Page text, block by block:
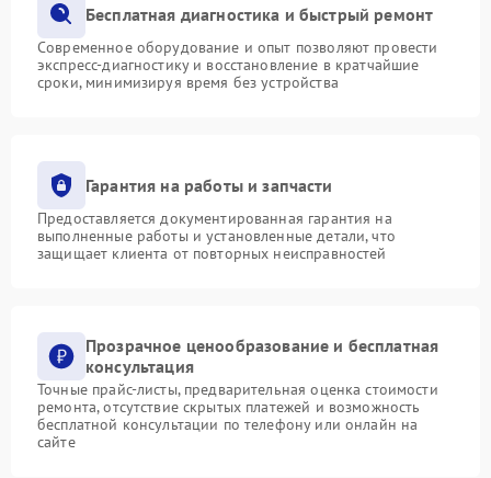
Бесплатная диагностика и быстрый ремонт
Современное оборудование и опыт позволяют провести
экспресс-диагностику и восстановление в кратчайшие
сроки, минимизируя время без устройства
Гарантия на работы и запчасти
Предоставляется документированная гарантия на
выполненные работы и установленные детали, что
защищает клиента от повторных неисправностей
Прозрачное ценообразование и бесплатная
консультация
Точные прайс-листы, предварительная оценка стоимости
ремонта, отсутствие скрытых платежей и возможность
бесплатной консультации по телефону или онлайн на
сайте